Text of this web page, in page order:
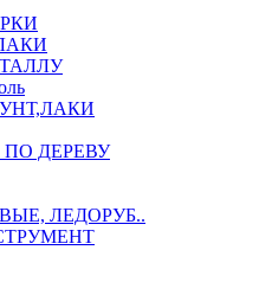
ДЕРЕВУ
ЛЕДОРУБ..